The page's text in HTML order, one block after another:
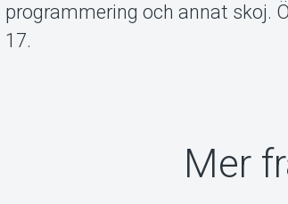
programmering och annat skoj.
17.
Mer